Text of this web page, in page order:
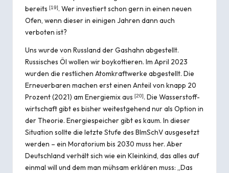
bereits [19]. Wer investiert schon gern in einen neuen
Ofen, wenn dieser in einigen Jahren dann auch
verboten ist?
Uns wurde von Russland der Gashahn abgestellt.
Russisches Öl wollen wir boykottieren. Im April 2023
wurden die restlichen Atomkraftwerke abgestellt. Die
Erneuerbaren machen erst einen Anteil von knapp 20
Prozent (2021) am Energiemix aus [20]. Die Wasser­stoff­
wirt­schaft gibt es bisher weitestgehend nur als Option in
der Theorie. Energiespeicher gibt es kaum. In dieser
Situation sollte die letzte Stufe des BImSchV ausgesetzt
werden – ein Moratorium bis 2030 muss her. Aber
Deutschland verhält sich wie ein Kleinkind, das alles auf
einmal will und dem man mühsam erklären muss: „Das